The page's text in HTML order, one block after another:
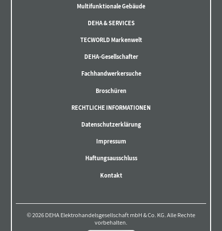
Multifunktionale Gebäude
DEHA & SERVICES
TECWORLD Markenwelt
DEHA-Gesellschafter
Fachhandwerkersuche
Broschüren
RECHTLICHE INFORMATIONEN
Datenschutzerklärung
Impressum
Haftungsausschluss
Kontakt
© 2026 DEHA Elektrohandelsgesellschaft mbH & Co. KG. Alle Rechte
vorbehalten.